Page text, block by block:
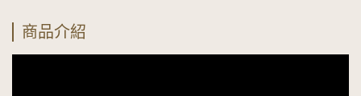
商品介紹